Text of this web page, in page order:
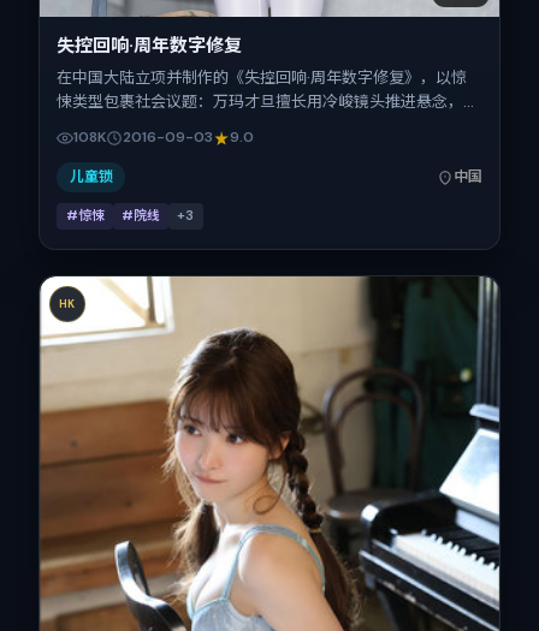
失控回响·周年数字修复
在中国大陆立项并制作的《失控回响·周年数字修复》，以惊
悚类型包裹社会议题：万玛才旦擅长用冷峻镜头推进悬念，松
间：2016-09-03；片长138分钟；适合关注现实质感与类型
片结构的观众。
108K 2016-09-03 9.0
儿童锁 中国
#惊悚 #院线 +3
HK